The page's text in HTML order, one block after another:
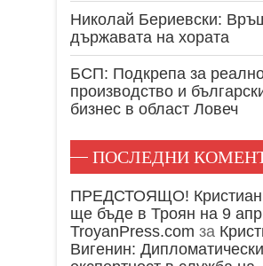
Николай Бериевски:
държавата на хората
БСП: Подкрепа за
производство и
бизнес в област Ловеч
ПОСЛЕДНИ
ПРЕДСТОЯЩО! Кристиан
ще бъде в Троян на 9
TroyanPress.com за
Вигенин: